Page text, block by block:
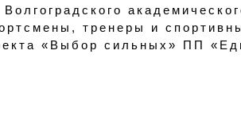
тренеры и
«Выбор сильных» ПП